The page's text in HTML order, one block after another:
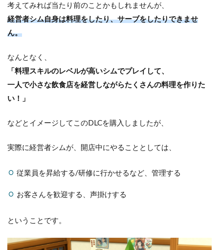
考えてみれば当たり前のことかもしれませんが、
経営者シム自身は料理をしたり、サーブをしたりできませ
ん。
なんとなく、
「料理スキルのレベルが高いシムでプレイして、
一人で小さな飲食店を経営しながらたくさんの料理を作りた
い！」
などとイメージしてこのDLCを購入しましたが、
実際に経営者シムが、開店中にやることとしては、
従業員を昇給する/研修に行かせるなど、管理する
お客さんを歓迎する、声掛けする
ということです。